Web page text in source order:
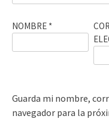
NOMBRE *
Guarda mi nombre,
navegador para la